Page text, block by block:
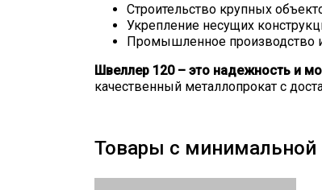
Строительство крупных
Укрепление несущих
Промышленное производство
Швеллер 120 – это надежность и
качественный металлопрокат с
Товары с минимальной